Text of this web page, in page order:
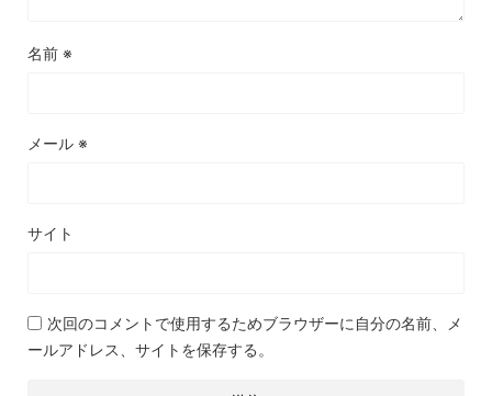
名前 ※
メール ※
サイト
次回のコメントで使用するためブラウザーに自分の名前、メ
ールアドレス、サイトを保存する。